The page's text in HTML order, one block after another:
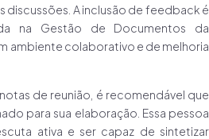
discussões. A inclusão de feedback é
na Gestão de Documentos da
ambiente colaborativo e de melhoria
de reunião, é recomendável que
para sua elaboração. Essa pessoa
ativa e ser capaz de sintetizar